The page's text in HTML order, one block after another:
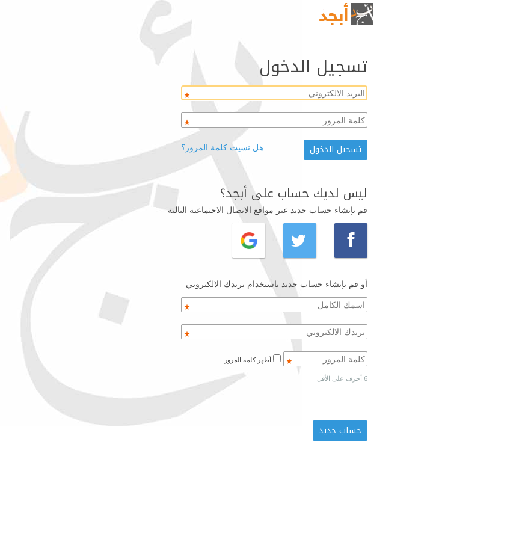
تسجيل الدخول
هل نسيت كلمة المرور؟
ليس لديك حساب على أبجد؟
قم بإنشاء حساب جديد عبر مواقع الاتصال الاجتماعية التالية
أو قم بإنشاء حساب جديد باستخدام بريدك الالكتروني
6 أحرف على الأقل